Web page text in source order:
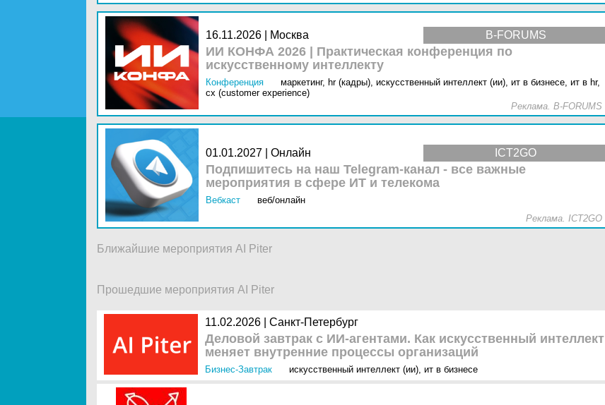
B-FORUMS
16.11.2026 | Москва
ИИ КОНФА 2026 | Практическая конференция по
искусственному интеллекту
Конференция маркетинг, hr (кадры), искусственный интеллект (ии), ит в бизнесе, ит в hr,
cx (customer experience)
Реклама. B-FORUMS
ICT2GO
01.01.2027 | Онлайн
Подпишитесь на наш Telegram-канал - все важные
мероприятия в сфере ИТ и телекома
Вебкаст
веб/онлайн
Реклама. ICT2GO
Ближайшие мероприятия AI Piter
Прошедшие мероприятия AI Piter
11.02.2026 | Санкт-Петербург
Деловой завтрак с ИИ-агентами. Как искусственный интеллект
меняет внутренние процессы организаций
Бизнес-Завтрак искусственный интеллект (ии), ит в бизнесе